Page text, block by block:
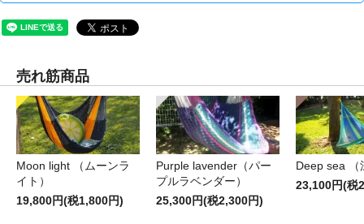
売れ筋商品
Moon light （ムーンラ
イト）
19,800円(税1,800円)
Purple lavender（パー
プルラベンダー）
25,300円(税2,300円)
Deep sea （
23,100円(税